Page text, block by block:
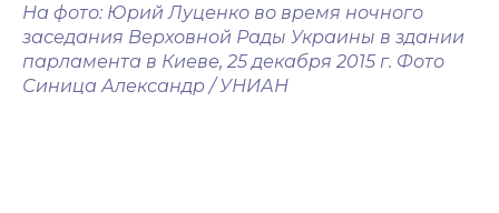
На фото: Юрий Луценко во время ночного
заседания Верховной Рады Украины в здании
парламента в Киеве, 25 декабря 2015 г. Фото
Синица Александр / УНИАН